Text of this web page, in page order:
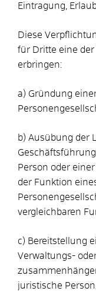
Eintragung,
Diese
für Dritte eine
erbringen:
a) Gründung
b) Ausübung der
Person oder
der Funktion
vergleichbaren
c) Bereitstellung
Verwaltungs-
juristische